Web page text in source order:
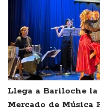
Llega a Bariloche
Mercado de Música